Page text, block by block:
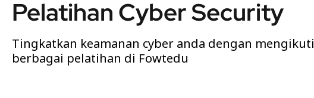
Pelatihan Cyber Security
Tingkatkan keamanan cyber anda dengan mengikuti
berbagai pelatihan di Fowtedu